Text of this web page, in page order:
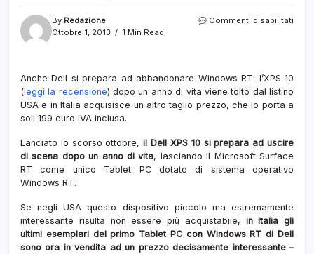
By Redazione
Ottobre 1, 2013
1 Min Read
Commenti disabilitati
Anche Dell si prepara ad abbandonare Windows RT: l’XPS 10
(leggi la recensione) dopo un anno di vita viene tolto dal listino
USA e in Italia acquisisce un altro taglio prezzo, che lo porta a
soli 199 euro IVA inclusa.
Lanciato lo scorso ottobre,il Dell XPS 10 si prepara ad uscire
di scena dopo un anno di vita, lasciando il Microsoft Surface
RT come unico Tablet PC dotato di sistema operativo
Windows RT.
Se negli USA questo dispositivo piccolo ma estremamente
interessante risulta non essere più acquistabile, in Italia gli
ultimi esemplari del primo Tablet PC con Windows RT di Dell
sono ora in vendita ad un prezzo decisamente interessante –